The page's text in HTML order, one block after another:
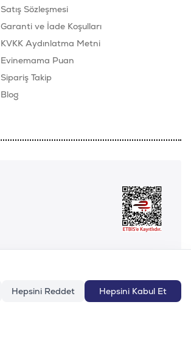
Satış Sözleşmesi
Garanti ve İade Koşulları
KVKK Aydınlatma Metni
Evinemama Puan
Sipariş Takip
Blog
Hepsini Reddet Hepsini Kabul Et